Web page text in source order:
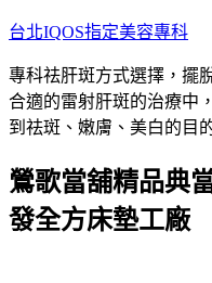
跳
主
要
內
台北IQOS指定美容專科
專科祛肝斑方式選擇，擺
合適的雷射肝斑的治療中
到祛斑、嫩膚、美白的目
鶯歌當舖精品典
發全方床墊工廠